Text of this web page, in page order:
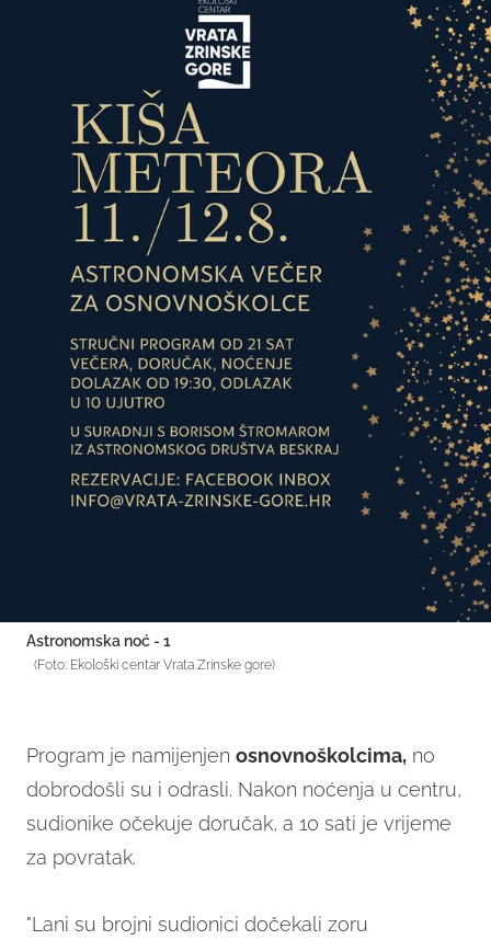
Astronomska noć - 1
(Foto: Ekološki centar Vrata Zrinske gore)
Program je namijenjen osnovnoškolcima, no
dobrodošli su i odrasli. Nakon noćenja u centru,
sudionike očekuje doručak, a 10 sati je vrijeme
za povratak.
"Lani su brojni sudionici dočekali zoru